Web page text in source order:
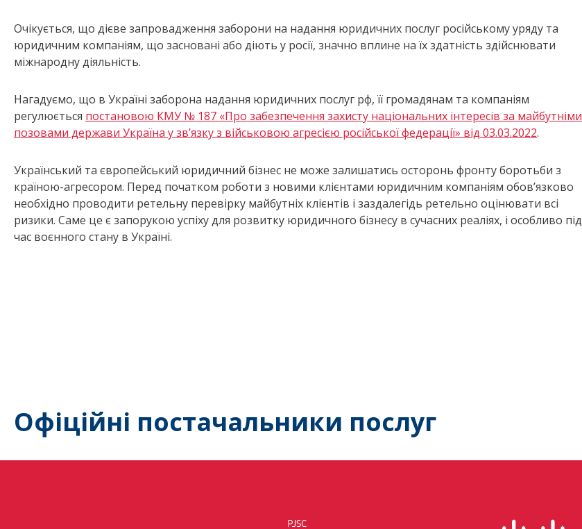
Очікується, що дієве запровадження заборони на надання юридичних послуг російському уряду та
юридичним компаніям, що засновані або діють у росії, значно вплине на їх здатність здійснювати
міжнародну діяльність.
Нагадуємо, що в Україні заборона надання юридичних послуг рф, її громадянам та компаніям
регулюється постановою КМУ № 187 «Про забезпечення захисту національних інтересів за майбутніми
позовами держави Україна у зв’язку з військовою агресією російської федерації» від 03.03.2022.
Український та європейський юридичний бізнес не може залишатись осторонь фронту боротьби з
країною-агресором. Перед початком роботи з новими клієнтами юридичним компаніям обов’язково
необхідно проводити ретельну перевірку майбутніх клієнтів і заздалегідь ретельно оцінювати всі
ризики. Саме це є запорукою успіху для розвитку юридичного бізнесу в сучасних реаліях, і особливо під
час воєнного стану в Україні.
Офіційні постачальники послуг